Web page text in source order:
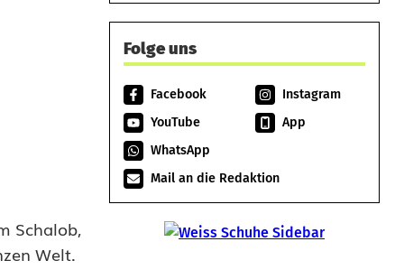
Schalob,
Welt.
Folge uns
Facebook
Instagram
YouTube
App
WhatsApp
Mail an die Redaktion